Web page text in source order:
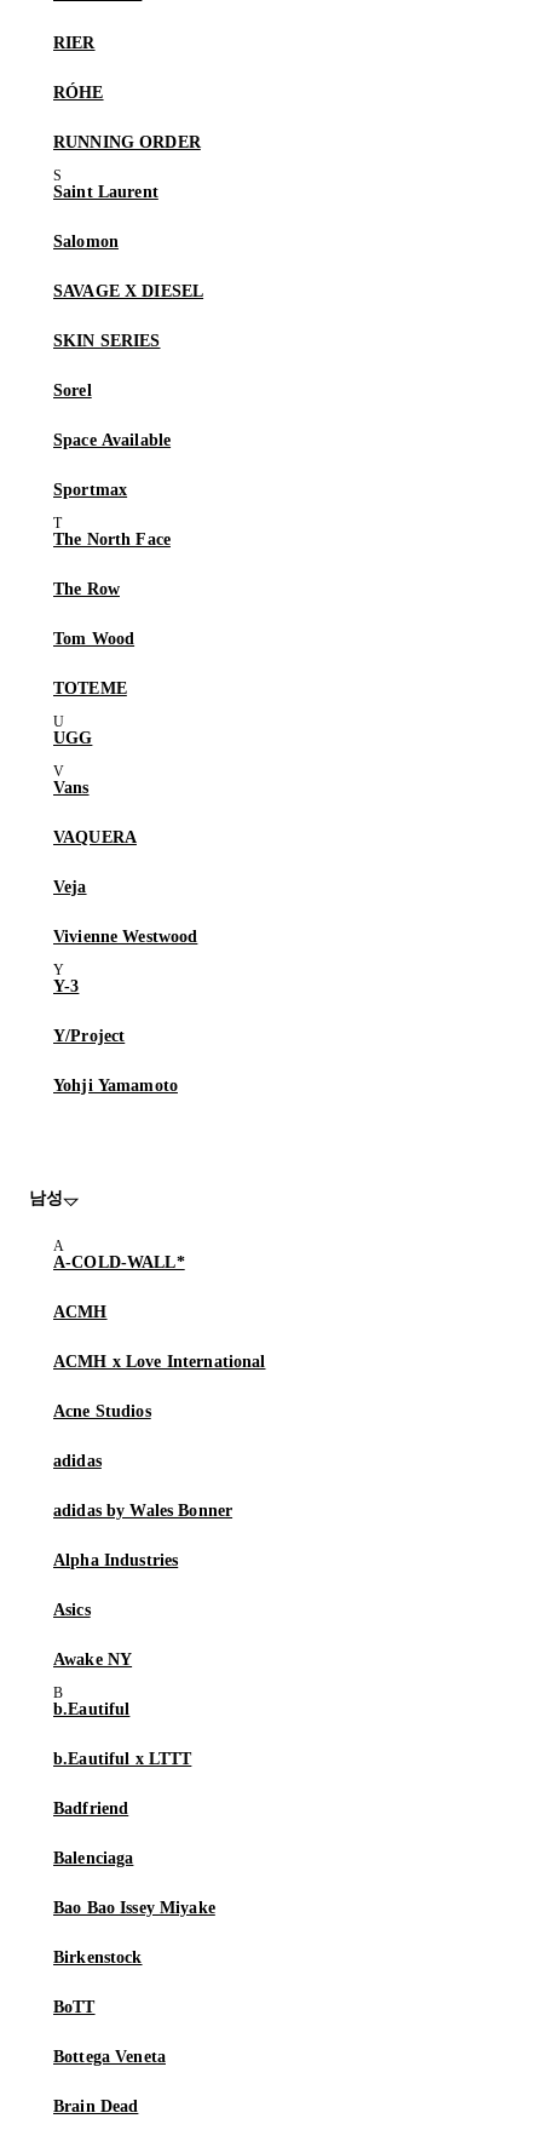
RIER
RÓHE
RUNNING ORDER
Saint Laurent
Salomon
SAVAGE X DIESEL
SKIN SERIES
Sorel
Space Available
Sportmax
The North Face
The Row
Tom Wood
TOTEME
UGG
Vans
VAQUERA
Veja
Vivienne Westwood
Y-3
Y/Project
Yohji Yamamoto
남성
A-COLD-WALL*
ACMH
ACMH x Love International
Acne Studios
adidas
adidas by Wales Bonner
Alpha Industries
Asics
Awake NY
b.Eautiful
b.Eautiful x LTTT
Badfriend
Balenciaga
Bao Bao Issey Miyake
Birkenstock
BoTT
Bottega Veneta
Brain Dead